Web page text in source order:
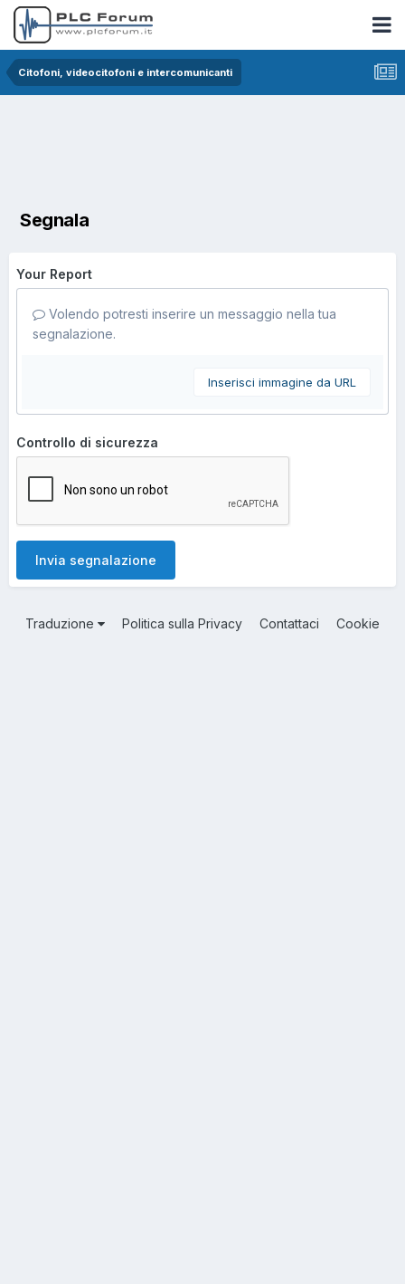
Citofoni, videocitofoni e intercomunicanti
Segnala
Your Report
Volendo potresti inserire un messaggio nella tua
segnalazione.
Inserisci immagine da URL
Controllo di sicurezza
Invia segnalazione
Traduzione Politica sulla Privacy Contattaci Cookie